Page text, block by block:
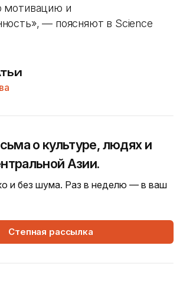
мотивацию и
— поясняют в Science
о культуре, людях и
Азии.
и без шума. Раз в неделю — в ваш
Степная рассылка